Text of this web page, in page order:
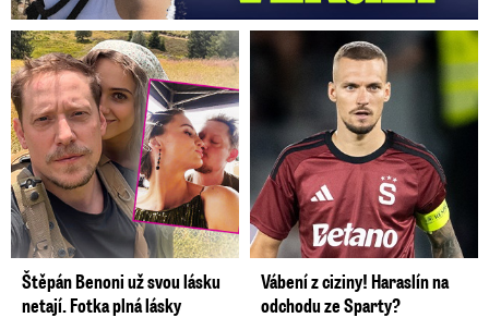
Štěpán Benoni už svou lásku
netají. Fotka plná lásky
Vábení z ciziny! Haraslín na
odchodu ze Sparty?